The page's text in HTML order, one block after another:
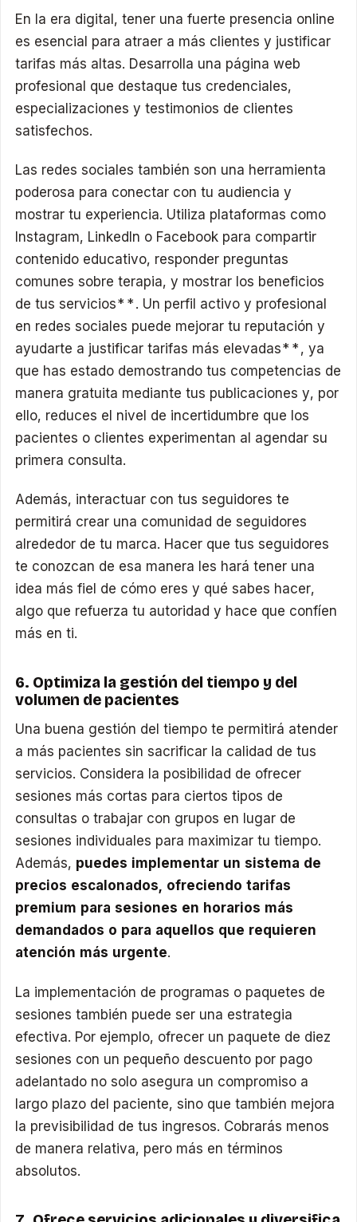
En la era digital, tener una fuerte presencia online
es esencial para atraer a más clientes y justificar
tarifas más altas. Desarrolla una página web
profesional que destaque tus credenciales,
especializaciones y testimonios de clientes
satisfechos.
Las redes sociales también son una herramienta
poderosa para conectar con tu audiencia y
mostrar tu experiencia. Utiliza plataformas como
Instagram, LinkedIn o Facebook para compartir
contenido educativo, responder preguntas
comunes sobre terapia, y mostrar los beneficios
de tus servicios**. Un perfil activo y profesional
en redes sociales puede mejorar tu reputación y
ayudarte a justificar tarifas más elevadas**, ya
que has estado demostrando tus competencias de
manera gratuita mediante tus publicaciones y, por
ello, reduces el nivel de incertidumbre que los
pacientes o clientes experimentan al agendar su
primera consulta.
Además, interactuar con tus seguidores te
permitirá crear una comunidad de seguidores
alrededor de tu marca. Hacer que tus seguidores
te conozcan de esa manera les hará tener una
idea más fiel de cómo eres y qué sabes hacer,
algo que refuerza tu autoridad y hace que confíen
más en ti.
6. Optimiza la gestión del tiempo y del
volumen de pacientes
Una buena gestión del tiempo te permitirá atender
a más pacientes sin sacrificar la calidad de tus
servicios. Considera la posibilidad de ofrecer
sesiones más cortas para ciertos tipos de
consultas o trabajar con grupos en lugar de
sesiones individuales para maximizar tu tiempo.
Además, puedes implementar un sistema de
precios escalonados, ofreciendo tarifas
premium para sesiones en horarios más
demandados o para aquellos que requieren
atención más urgente.
La implementación de programas o paquetes de
sesiones también puede ser una estrategia
efectiva. Por ejemplo, ofrecer un paquete de diez
sesiones con un pequeño descuento por pago
adelantado no solo asegura un compromiso a
largo plazo del paciente, sino que también mejora
la previsibilidad de tus ingresos. Cobrarás menos
de manera relativa, pero más en términos
absolutos.